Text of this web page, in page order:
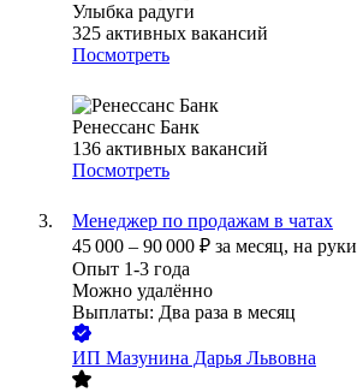
Улыбка радуги
325 активных вакансий
Посмотреть
Ренессанс Банк
136 активных вакансий
Посмотреть
Менеджер по продажам в чатах
45 000 – 90 000 ₽ за месяц, на руки
Опыт 1-3 года
Можно удалённо
Выплаты: Два раза в месяц
ИП Мазунина Дарья Львовна